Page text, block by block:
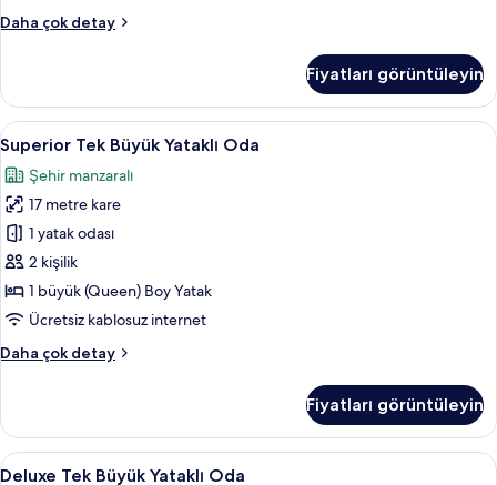
Daha çok detay
Standard
Oda
hakkında
daha
fazla
detay
Fiyatları görüntüleyin
Superior
Tek
Büyük
Yataklı
Oda
için
tüm
fotoğrafları
Superior Tek Büyük Yataklı Oda |
8
Superior Tek Büyük Yataklı Oda
Şehir manzaralı
17 metre kare
1 yatak odası
2 kişilik
1 büyük (Queen) Boy Yatak
Ücretsiz kablosuz internet
Daha çok detay
Superior
Oda
hakkında
daha
Fiyatları görüntüleyin
Deluxe
Deluxe Tek Büyük Yataklı Oda |
8
Deluxe Tek Büyük Yataklı Oda